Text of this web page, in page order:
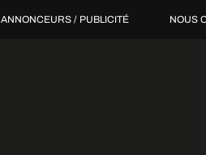
ANNONCEURS / PUBLICITÉ NOUS